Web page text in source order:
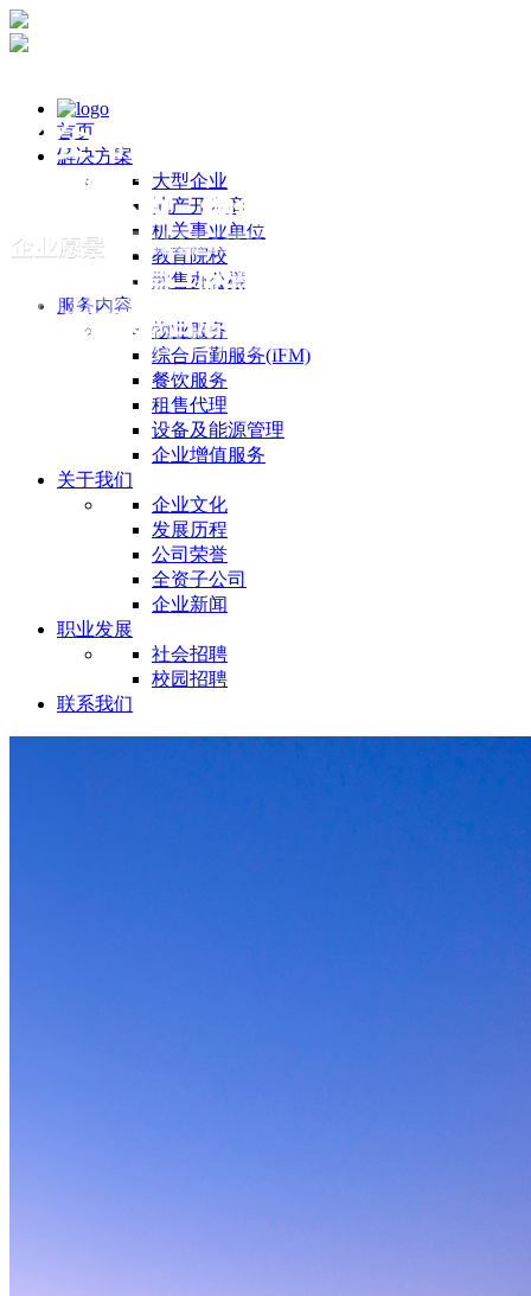
首页
解决方案
大型企业
地产开发商
机关事业单位
教育院校
散售办公楼
服务内容
物业服务
综合后勤服务(IFM)
餐饮服务
租售代理
设备及能源管理
企业增值服务
关于我们
企业文化
发展历程
公司荣誉
全资子公司
企业新闻
职业发展
社会招聘
校园招聘
联系我们